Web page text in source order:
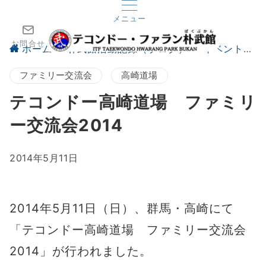
メニュー
お問合せ
ホーム 朴武館活動記録（ブログ） イベント
ファミリー交流会 高崎道場
テコンドー高崎道場 ファミリ
ー交流会2014
2014年5月11日
2014年5月11日（日）、群馬・高崎にて
「テコンドー高崎道場 ファミリー交流会
2014」が行われました。